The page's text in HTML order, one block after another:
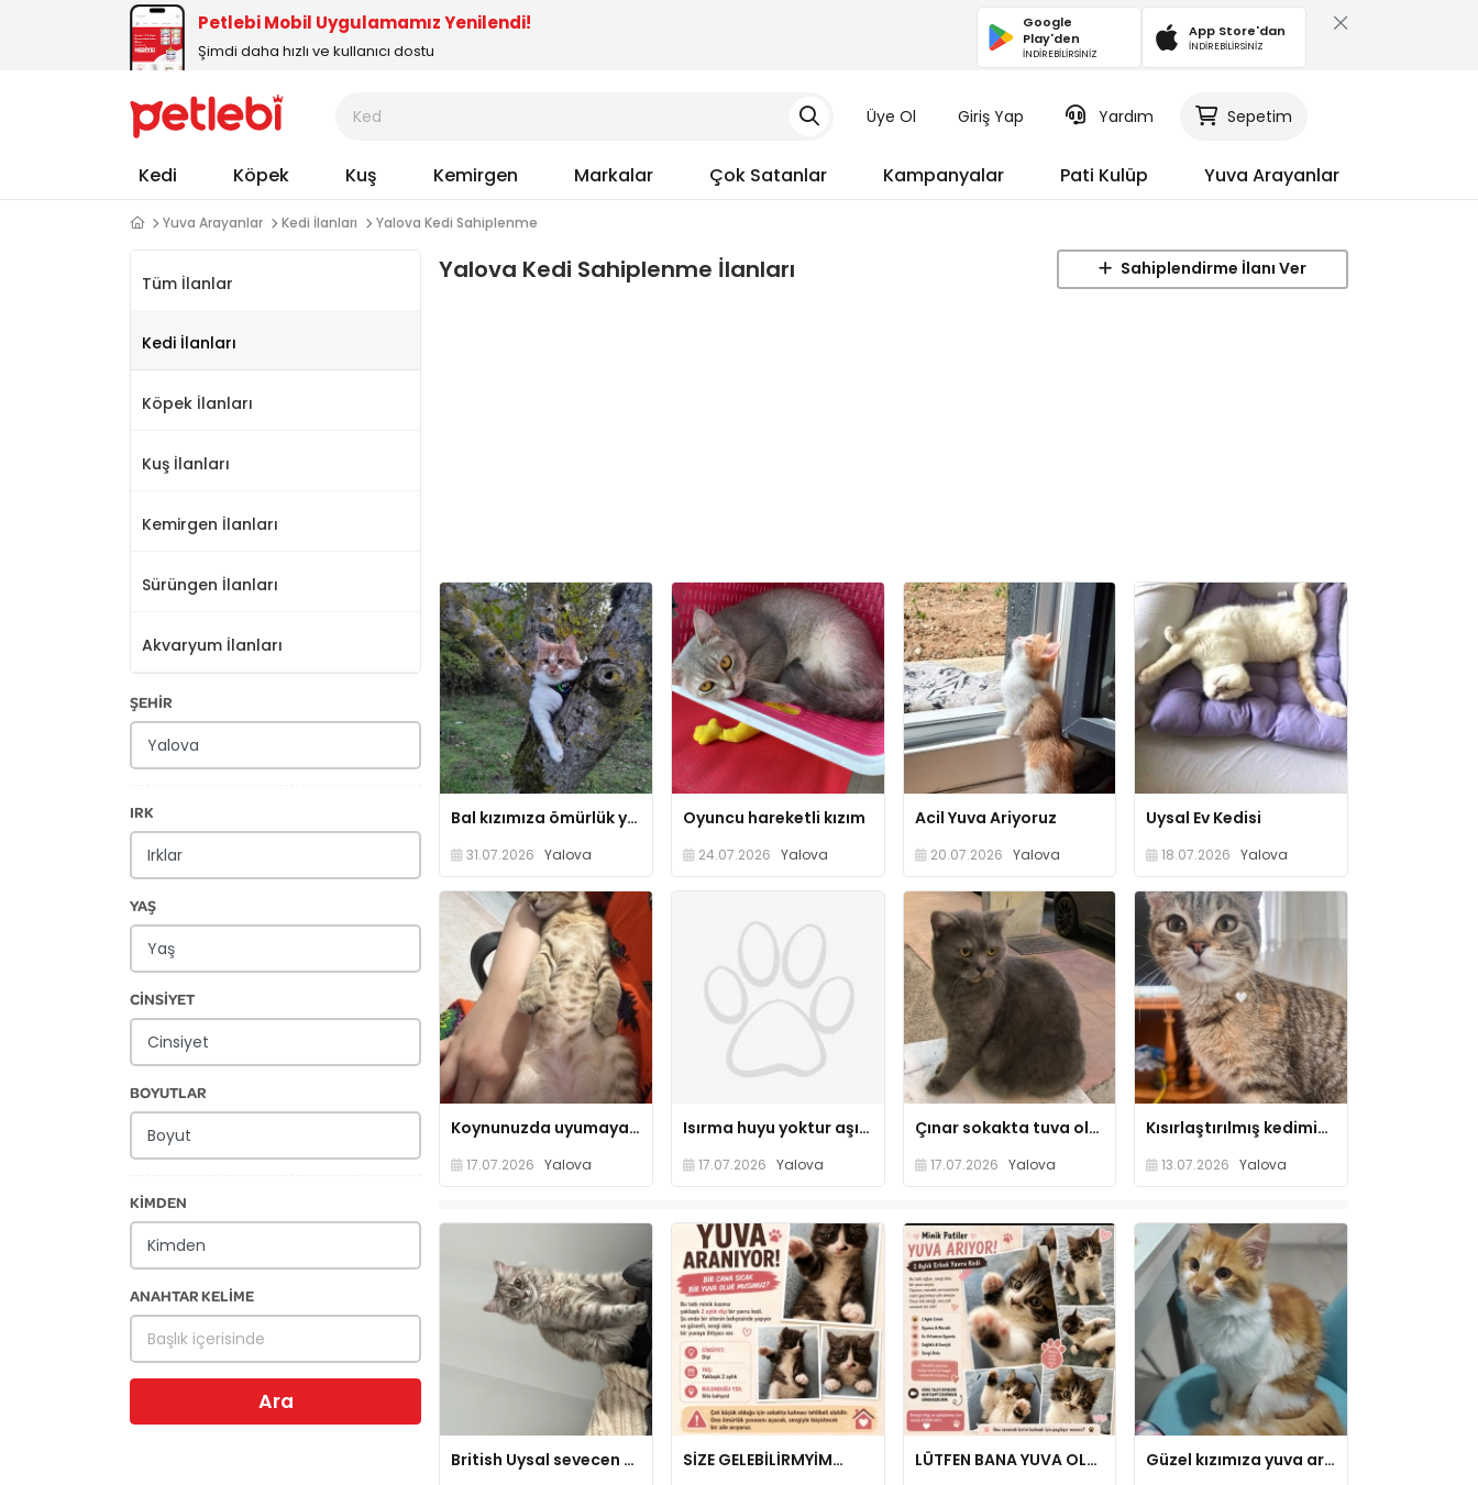
Petlebi Mobil Uygulamamız Yenilendi!
Şimdi daha hızlı ve kullanıcı dostu
Google
Play'den
İNDİREBİLİRSİNİZ
App Store'dan
İNDİREBİLİRSİNİZ
Üye Ol Giriş Yap Yardım Sepetim
Kedi Köpek Kuş Kemirgen Markalar Çok Satanlar Kampanyalar Pati Kulüp Yuva Arayanlar
Yuva Arayanlar Kedi İlanları Yalova Kedi Sahiplenme
Tüm İlanlar
Kedi İlanları
Köpek İlanları
Kuş İlanları
Kemirgen İlanları
Sürüngen İlanları
Akvaryum İlanları
ŞEHİR
IRK
YAŞ
CİNSİYET
BOYUTLAR
KİMDEN
ANAHTAR KELİME
Ara
Yalova Kedi Sahiplenme İlanları Sahiplendirme İlanı Ver
Bal kızımıza ömürlük yuvasını arıyoruz
31.07.2026 Yalova
Oyuncu hareketli kızım
24.07.2026 Yalova
Acil Yuva Ariyoruz
20.07.2026 Yalova
Uysal Ev Kedisi
18.07.2026 Yalova
Koynunuzda uyumaya bayılır
17.07.2026 Yalova
Isırma huyu yoktur aşırı cana yakın minnoş bir kız
17.07.2026 Yalova
Çınar sokakta tuva olur musunuz?
17.07.2026 Yalova
Kısırlaştırılmış kedimize yuva arıyoruz, lütfen yardımcı olun 🥺
13.07.2026 Yalova
British Uysal sevecen duygusal SİZE GELEBİLİRMYİM… LÜTFEN BANA YUVA OLURMUSUNUZ…. Güzel kızımıza yuva arıyoruz